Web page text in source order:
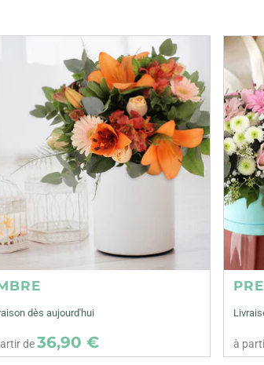
dès aujourd'hui
de36,90 € à